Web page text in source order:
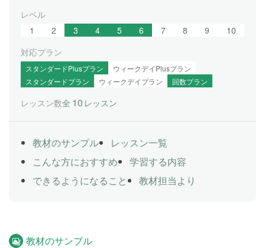
レベル
1
2 3 4 5 6 7 8 9
10
対応プラン
スタンダードPlusプラン
ウィークデイPlusプラン
スタンダードプラン
ウィークデイプラン 回数プラン
レッスン数全 10 レッスン
教材のサンプル
レッスン一覧
こんな方におすすめ
学習する内容
できるようになること
教材担当より
教材のサンプル